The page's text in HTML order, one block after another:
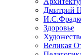
Дмитрий
Здоровье
Великая